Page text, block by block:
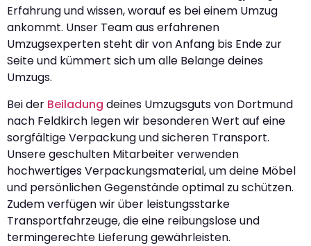
Erfahrung und wissen, worauf es bei einem Umzug
ankommt. Unser Team aus erfahrenen
Umzugsexperten steht dir von Anfang bis Ende zur
Seite und kümmert sich um alle Belange deines
Umzugs.
Bei der Beiladung deines Umzugsguts von Dortmund
nach Feldkirch legen wir besonderen Wert auf eine
sorgfältige Verpackung und sicheren Transport.
Unsere geschulten Mitarbeiter verwenden
hochwertiges Verpackungsmaterial, um deine Möbel
und persönlichen Gegenstände optimal zu schützen.
Zudem verfügen wir über leistungsstarke
Transportfahrzeuge, die eine reibungslose und
termingerechte Lieferung gewährleisten.